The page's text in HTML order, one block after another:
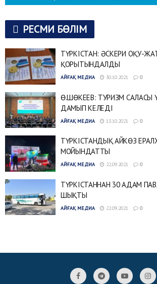
РЕСМИ БӨЛІМ
ТҮРКІСТАН: ӘСКЕРИ ОҚУ-
ҚОРЫТЫНДАЛДЫ
АЙҒАҚ МЕДИА 30.10.2021 0
Ө.ШӨКЕЕВ: ТУРИЗМ САЛАСЫ
ДАМЫП КЕЛЕДІ
АЙҒАҚ МЕДИА 13.10.2021 0
ТҮРКІСТАНДЫҚ АЙКӨЗ
МОЙЫНДАТТЫ
АЙҒАҚ МЕДИА 22.09.2021 0
ТҮРКІСТАННАН 30 АДАМ
ШЫҚТЫ
АЙҒАҚ МЕДИА 22.09.2021 0